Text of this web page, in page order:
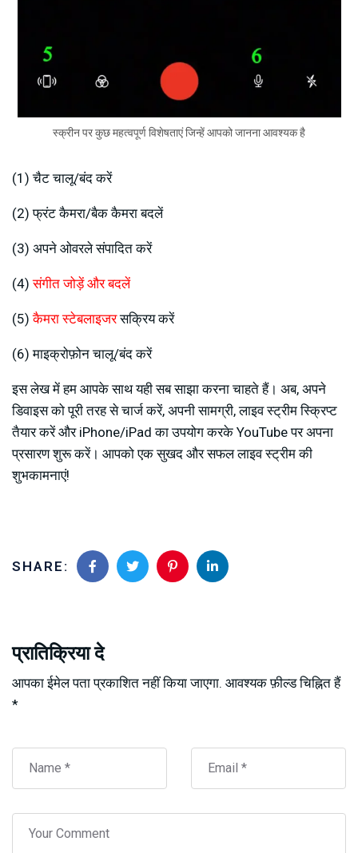
स्क्रीन पर कुछ महत्वपूर्ण विशेषताएं जिन्हें आपको जानना आवश्यक है
(1) चैट चालू/बंद करें
(2) फ्रंट कैमरा/बैक कैमरा बदलें
(3) अपने ओवरले संपादित करें
(4)संगीत जोड़ें और बदलें
(5)कैमरा स्टेबलाइजरसक्रिय करें
(6) माइक्रोफ़ोन चालू/बंद करें
इस लेख में हम आपके साथ यही सब साझा करना चाहते हैं। अब, अपने
डिवाइस को पूरी तरह से चार्ज करें, अपनी सामग्री, लाइव स्ट्रीम स्क्रिप्ट
तैयार करें और iPhone/iPad का उपयोग करके YouTube पर अपना
प्रसारण शुरू करें। आपको एक सुखद और सफल लाइव स्ट्रीम की
शुभकामनाएं!
SHARE:
प्रातिक्रिया दे
आपका ईमेल पता प्रकाशित नहीं किया जाएगा. आवश्यक फ़ील्ड चिह्नित हैं
*